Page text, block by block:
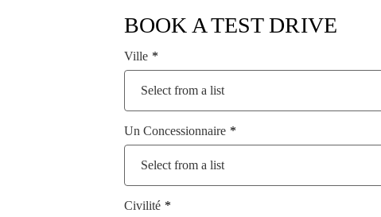
BOOK A TEST DRIVE
Ville
Select from a list
Un Concessionnaire
Select from a list
Civilité